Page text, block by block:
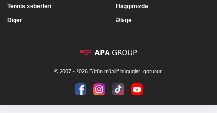
Tennis xəbərləri
Digər
Haqqımızda
Əlaqə
© 2007 - 2026 Bütün müəllif hüquqları qorunur.